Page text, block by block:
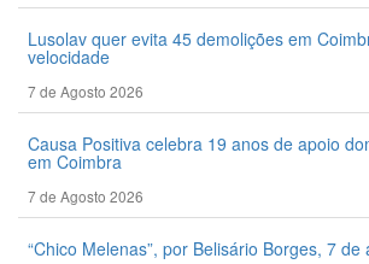
Lusolav quer evita 45 demolições em
velocidade
7 de Agosto 2026
Causa Positiva celebra 19 anos de apoio
em Coimbra
7 de Agosto 2026
“Chico Melenas”, por Belisário Borges, 7 de